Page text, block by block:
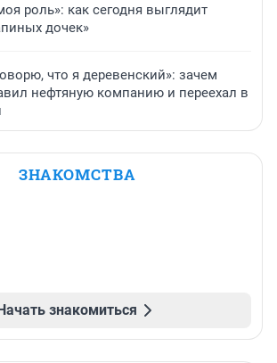
роль»: как сегодня выглядит
дочек»
что я деревенский»: зачем
нефтяную компанию и переехал в
ЗНАКОМСТВА
знакомиться